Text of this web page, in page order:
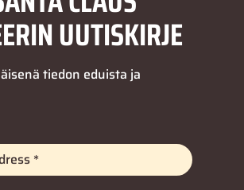
UUTISKIRJE
tiedon eduista ja